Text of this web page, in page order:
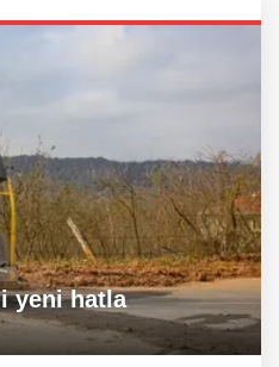
yeni hatla